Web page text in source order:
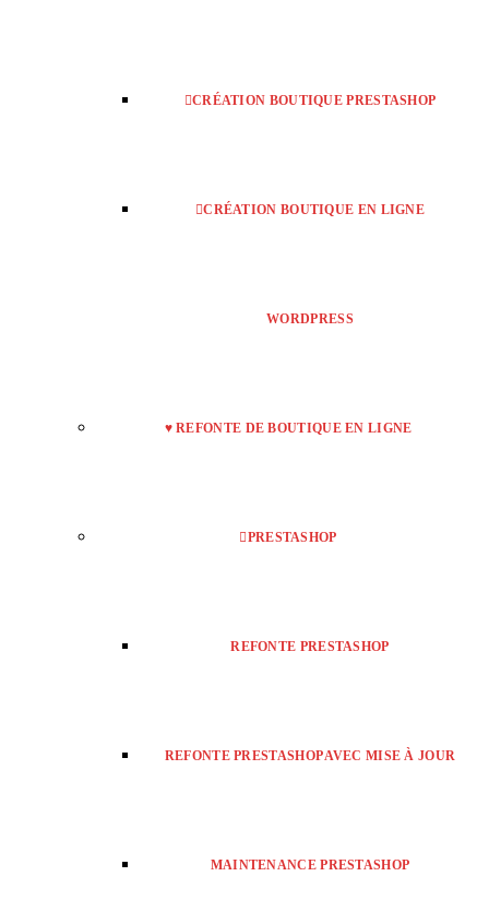
CRÉATION BOUTIQUE PRESTASHOP
CRÉATION BOUTIQUE EN LIGNE
WORDPRESS
♥ REFONTE DE BOUTIQUE EN LIGNE
PRESTASHOP
REFONTE PRESTASHOP
REFONTE PRESTASHOP AVEC MISE À JOUR
MAINTENANCE PRESTASHOP